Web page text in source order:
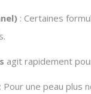
: Certaines
agit rapidement
: Pour une peau plus